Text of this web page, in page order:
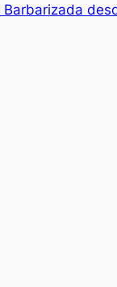
Barbarizada